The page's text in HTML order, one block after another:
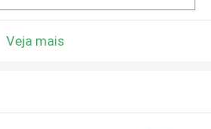
Veja mais